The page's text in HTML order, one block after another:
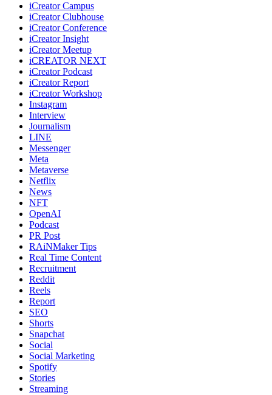
iCreator Campus
iCreator Clubhouse
iCreator Conference
iCreator Insight
iCreator Meetup
iCREATOR NEXT
iCreator Podcast
iCreator Report
iCreator Workshop
Instagram
Interview
Journalism
LINE
Messenger
Meta
Metaverse
Netflix
News
NFT
OpenAI
Podcast
PR Post
RAiNMaker Tips
Real Time Content
Recruitment
Reddit
Reels
Report
SEO
Shorts
Snapchat
Social
Social Marketing
Spotify
Stories
Streaming